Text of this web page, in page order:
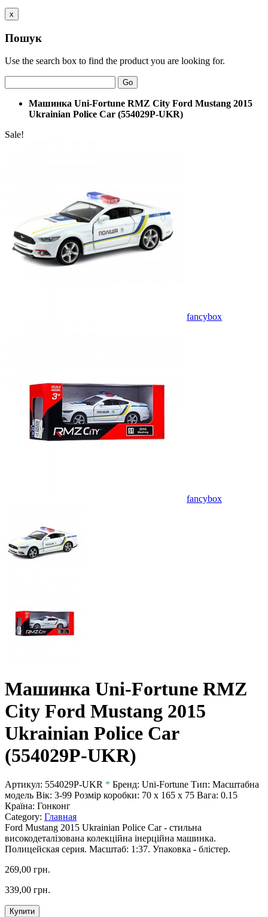
x
Пошук
Use the search box to find the product you are looking for.
Go
Машинка Uni-Fortune RMZ City Ford Mustang 2015
Ukrainian Police Car (554029P-UKR)
Sale!
fancybox
fancybox
Машинка Uni-Fortune RMZ
City Ford Mustang 2015
Ukrainian Police Car
(554029P-UKR)
Артикул: 554029P-UKR * Бренд: Uni-Fortune Тип: Масштабна
модель Вік: 3-99 Розмір коробки: 70 х 165 х 75 Вага: 0.15
Країна: Гонконг
Category: Главная
Ford Mustang 2015 Ukrainian Police Car - стильна
високодеталізована колекційна інерційна машинка.
Полицейская серия. Масштаб: 1:37. Упаковка - блістер.
269,00 грн.
339,00 грн.
Купити